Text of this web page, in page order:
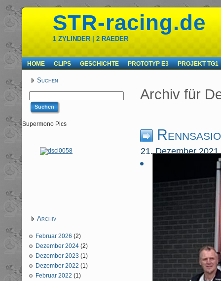
STR-racing.de
1 ZYLINDER | 2 RAEDER
HOME CLIPS GESCHICHTE PROTOTYP E3 PROJEKT TG1
Suchen
Supermono Pics
Archiv
Februar 2026 (2)
Dezember 2024 (2)
Dezember 2023 (1)
Dezember 2022 (1)
Februar 2022 (1)
Archiv für
21. Dezember 2021